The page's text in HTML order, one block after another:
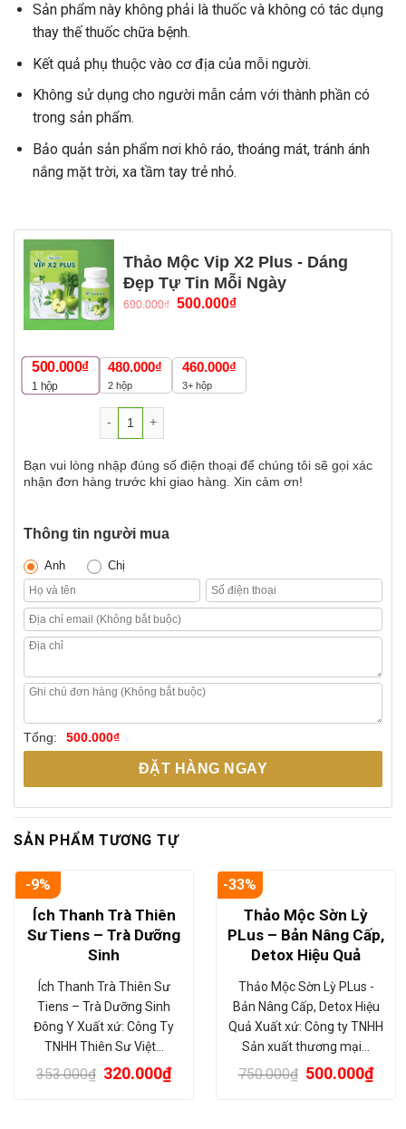
Sản phẩm này không phải là thuốc và không có tác dụng
thay thế thuốc chữa bệnh.
Kết quả phụ thuộc vào cơ địa của mỗi người.
Không sử dụng cho người mẫn cảm với thành phần có
trong sản phẩm.
Bảo quản sản phẩm nơi khô ráo, thoáng mát, tránh ánh
nắng mặt trời, xa tầm tay trẻ nhỏ.
Thảo Mộc Vip X2 Plus - Dáng
Đẹp Tự Tin Mỗi Ngày
690.000₫ 500.000₫
500.000₫
1 hộp
480.000₫
2 hộp
460.000₫
3+ hộp
Bạn vui lòng nhập đúng số điện thoại để chúng tôi sẽ gọi xác
nhận đơn hàng trước khi giao hàng. Xin cảm ơn!
Thông tin người mua
Anh Chị
Tổng: 500.000₫
ĐẶT HÀNG NGAY
SẢN PHẨM TƯƠNG TỰ
-9%
Ích Thanh Trà Thiên
Sư Tiens – Trà Dưỡng
Sinh
Ích Thanh Trà Thiên Sư
Tiens – Trà Dưỡng Sinh
Đông Y Xuất xứ: Công Ty
TNHH Thiên Sư Việt…
353.000₫ 320.000₫
-33%
Thảo Mộc Sờn Lỳ
PLus – Bản Nâng Cấp,
Detox Hiệu Quả
Thảo Mộc Sờn Lỳ PLus -
Bản Nâng Cấp, Detox Hiệu
Quả Xuất xứ: Công ty TNHH
Sản xuất thương mại…
750.000₫ 500.000₫